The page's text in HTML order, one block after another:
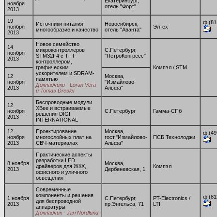
ноября
2013
отель "Форт"
19
ноября
2013
Источники питания:
многообразие и качество
Новосибирск,
отель "Аванта"
Элтех
14
ноября
2013
Новое семейство
микроконтроллеров
STM32F4 с TFT-
контроллером,
графическим
ускорителем и SDRAM-
памятью
Докладчики - Loran Vera
и Tomas Dresler
С.Петербург,
"ПетроКонгресс"
Компэл / STM
12
ноября
2013
Москва,
"Измайлово-
Альфа"
12
ноября
2013
Беспроводные модули
XBee и встраиваемые
решения DIGI
INTERNATIONAL
С.Петербург Гамма-СПб
12
ноября
2013
Проектирование
многослойных плат на
СВЧ-материалах
Москва,
гост."Измайлово-
Альфа"
ПСБ Технолоджи
8 ноября
2013
Практические аспекты
разработки LED
драйверов для ЖКХ,
офисного и уличного
освещения
Москва,
Дербеневская, 1
Компэл
1 ноября
2013
Современные
компоненты и решения
для беспроводной
аппаратуры
Докладчик - Jari Nordlund
С.Петербург,
пр.Энгельса, 71
PT-Electronics /
LTI